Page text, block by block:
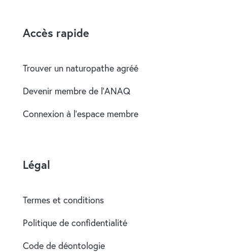
Accès rapide
Trouver un naturopathe agréé
Devenir membre de l’ANAQ
Connexion à l’espace membre
Légal
Termes et conditions
Politique de confidentialité
Code de déontologie